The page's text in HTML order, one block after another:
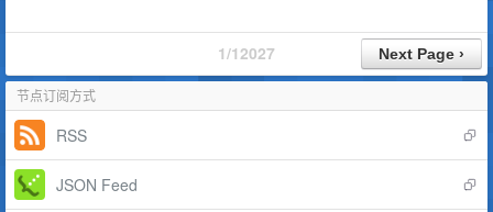
1/12027
节点订阅方式
RSS
JSON Feed